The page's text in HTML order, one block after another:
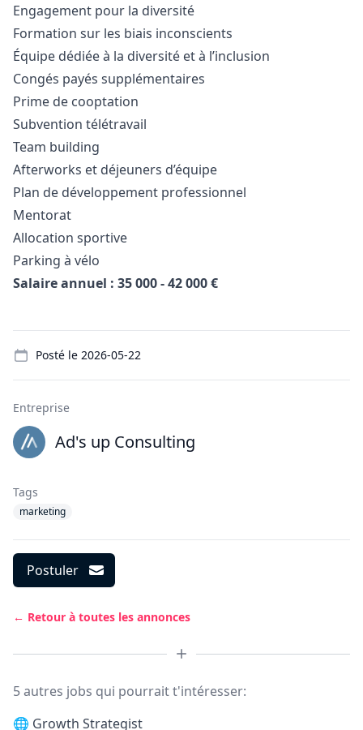
Engagement pour la diversité
Formation sur les biais inconscients
Équipe dédiée à la diversité et à l’inclusion
Congés payés supplémentaires
Prime de cooptation
Subvention télétravail
Team building
Afterworks et déjeuners d’équipe
Plan de développement professionnel
Mentorat
Allocation sportive
Parking à vélo
Salaire annuel : 35 000 - 42 000 €
Posté le 2026-05-22
Entreprise
Ad's up Consulting
Tags
marketing
Postuler
← Retour à toutes les annonces
5 autres jobs qui pourrait t'intéresser:
🌐 Growth Strategist